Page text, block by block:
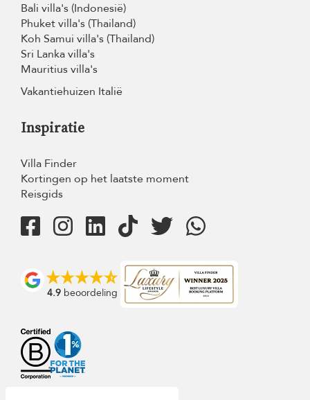
Bali villa's (Indonesië)
Phuket villa's (Thailand)
Koh Samui villa's (Thailand)
Sri Lanka villa's
Mauritius villa's
Vakantiehuizen Italië
Inspiratie
Villa Finder
Kortingen op het laatste moment
Reisgids
4.9 beoordeling